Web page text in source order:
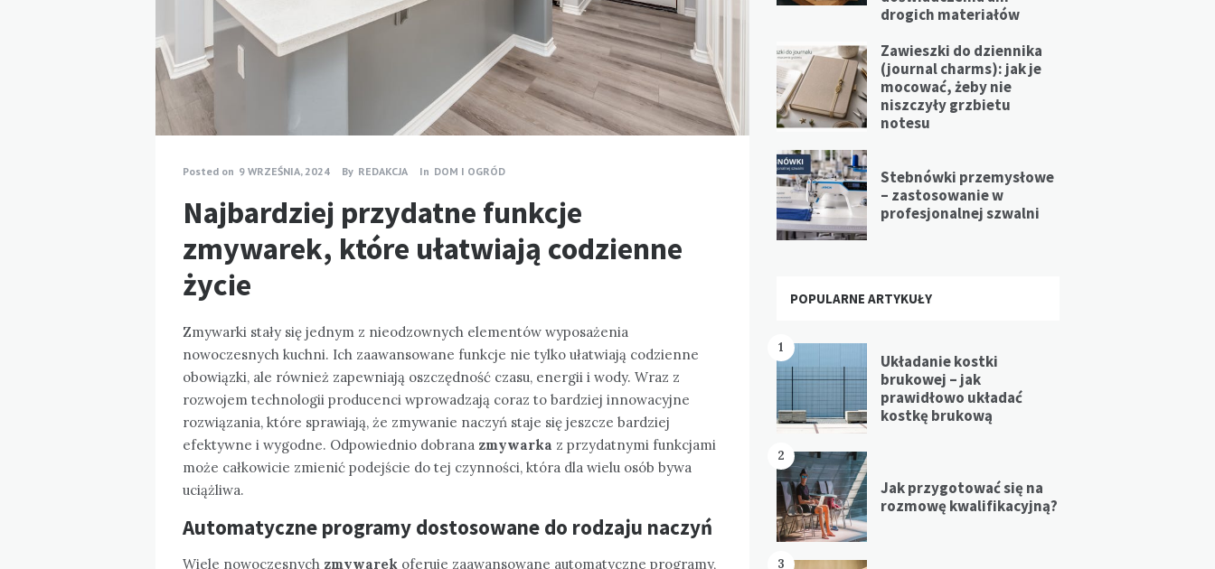
Posted on 9 WRZEŚNIA, 2024 By REDAKCJA In DOM I OGRÓD
Najbardziej przydatne funkcje
zmywarek, które ułatwiają codzienne
życie
Zmywarki stały się jednym z nieodzownych elementów wyposażenia
nowoczesnych kuchni. Ich zaawansowane funkcje nie tylko ułatwiają codzienne
obowiązki, ale również zapewniają oszczędność czasu, energii i wody. Wraz z
rozwojem technologii producenci wprowadzają coraz to bardziej innowacyjne
rozwiązania, które sprawiają, że zmywanie naczyń staje się jeszcze bardziej
efektywne i wygodne. Odpowiednio dobrana zmywarka z przydatnymi funkcjami
może całkowicie zmienić podejście do tej czynności, która dla wielu osób bywa
uciążliwa.
Automatyczne programy dostosowane do rodzaju naczyń
Wiele nowoczesnych zmywarek oferuje zaawansowane automatyczne programy,
drogich materiałów
Zawieszki do dziennika
(journal charms): jak je
mocować, żeby nie
niszczyły grzbietu
notesu
Stebnówki przemysłowe
– zastosowanie w
profesjonalnej szwalni
POPULARNE ARTYKUŁY
1
Układanie kostki
brukowej – jak
prawidłowo układać
kostkę brukową
2
Jak przygotować się na
rozmowę kwalifikacyjną?
3